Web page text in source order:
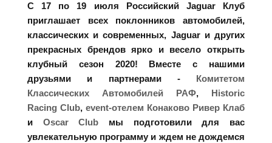
С 17 по 19 июля Российский Jaguar Клуб
приглашает всех поклонников автомобилей,
классических и современных, Jaguar и других
прекрасных брендов ярко и весело открыть
клубный сезон 2020! Вместе с нашими
друзьями и партнерами - Комитетом
Классических Автомобилей РАФ, Historic
Racing Club, event-отелем Конаково Ривер Клаб
и Oscar Club мы подготовили для вас
увлекательную программу и ждем не дождемся